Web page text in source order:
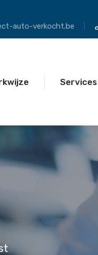
auto-verkocht.be
Services